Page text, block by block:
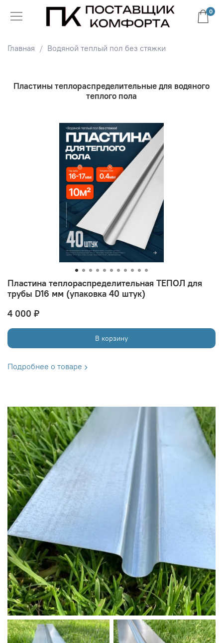
0
Главная Водяной теплый пол без стяжки
Пластины теплораспределительные для водяного
теплого пола
Пластина теплораспределительная ТЕПОЛ для
трубы D16 мм (упаковка 40 штук)
4 000 ₽
В корзину
Подробнее о товаре